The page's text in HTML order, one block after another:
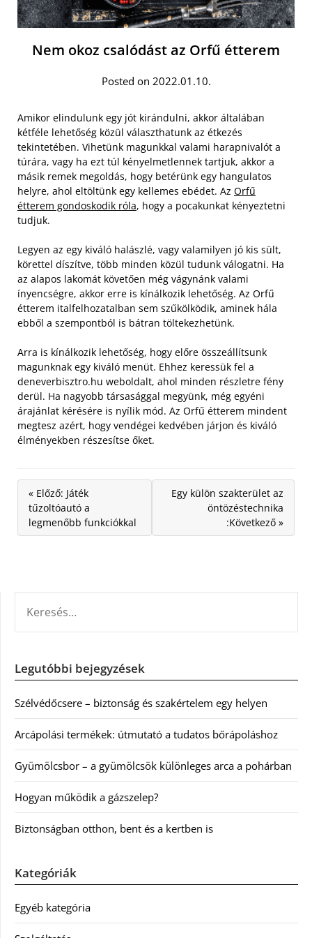
Nem okoz csalódást az Orfű étterem
Posted on 2022.01.10.
Amikor elindulunk egy jót kirándulni, akkor általában
kétféle lehetőség közül választhatunk az étkezés
tekintetében. Vihetünk magunkkal valami harapnivalót a
túrára, vagy ha ezt túl kényelmetlennek tartjuk, akkor a
másik remek megoldás, hogy betérünk egy hangulatos
helyre, ahol eltöltünk egy kellemes ebédet. Az Orfű
étterem gondoskodik róla, hogy a pocakunkat kényeztetni
tudjuk.
Legyen az egy kiváló halászlé, vagy valamilyen jó kis sült,
körettel díszítve, több minden közül tudunk válogatni. Ha
az alapos lakomát követően még vágynánk valami
ínyencségre, akkor erre is kínálkozik lehetőség. Az Orfű
étterem italfelhozatalban sem szűkölködik, aminek hála
ebből a szempontból is bátran töltekezhetünk.
Arra is kínálkozik lehetőség, hogy előre összeállítsunk
magunknak egy kiváló menüt. Ehhez keressük fel a
deneverbisztro.hu weboldalt, ahol minden részletre fény
derül. Ha nagyobb társasággal megyünk, még egyéni
árajánlat kérésére is nyílik mód. Az Orfű étterem mindent
megtesz azért, hogy vendégei kedvében járjon és kiváló
élményekben részesítse őket.
« Előző: Játék
tűzoltóautó a
legmenőbb funkciókkal
Egy külön szakterület az
öntözéstechnika
:Következő »
Legutóbbi bejegyzések
Szélvédőcsere – biztonság és szakértelem egy helyen
Arcápolási termékek: útmutató a tudatos bőrápoláshoz
Gyümölcsbor – a gyümölcsök különleges arca a pohárban
Hogyan működik a gázszelep?
Biztonságban otthon, bent és a kertben is
Kategóriák
Egyéb kategória